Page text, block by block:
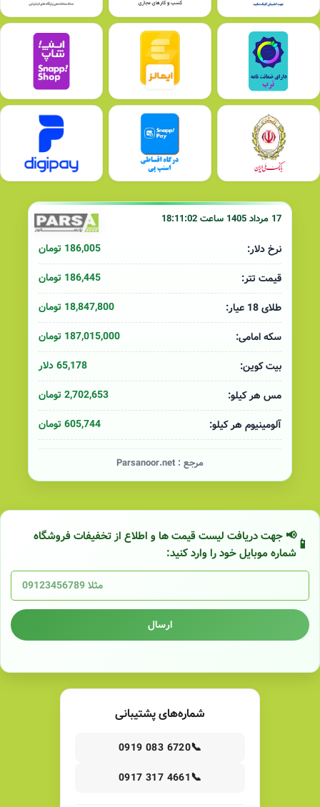
17 مرداد 1405 ساعت 18:11:02
نرخ دلار:
186,005 تومان
قیمت تتر:
186,445 تومان
طلای 18 عیار:
18,847,800 تومان
سکه امامی:
187,015,000 تومان
بیت کوین:
65,178 دلار
مس هر کیلو:
2,702,653 تومان
آلومینیوم هر کیلو:
605,744 تومان
مرجع : Parsanoor.net
📢 جهت دریافت لیست قیمت ها و اطلاع از تخفیفات فروشگاه
شماره موبایل خود را وارد کنید:
ارسال
شماره‌های پشتیبانی
📞
0919 083 6720
📞
0917 317 4661